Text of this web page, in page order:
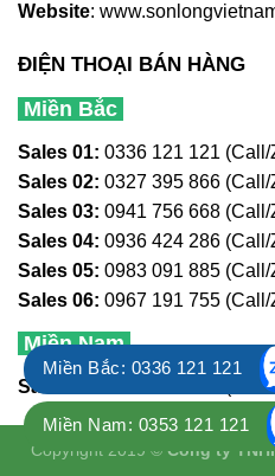
Website:
ĐIỆN THOẠI BÁN HÀNG
Miền Bắc
Sales 01: 0336 121 121 (Call/
Sales 02: 0327 395 866 (Call/
Sales 03: 0941 756 668 (Call/
Sales 04: 0936 424 286 (Call/
Sales 05: 0983 091 885 (Call/
Sales 06: 0967 191 755 (Call/
Miền Nam
Sales 01: 0353 121 121
Copyright 2019 © Công ty
Miền Bắc: 0336 121 121
Miền Nam: 0353 121 121